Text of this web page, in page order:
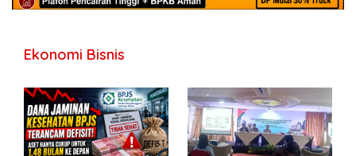
Ekonomi Bisnis